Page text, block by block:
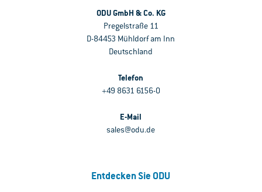
ODU GmbH & Co. KG
Pregelstraße 11
D-84453 Mühldorf am Inn
Deutschland
Telefon
+49 8631 6156-0
E-Mail
sales@odu.de
Entdecken Sie ODU